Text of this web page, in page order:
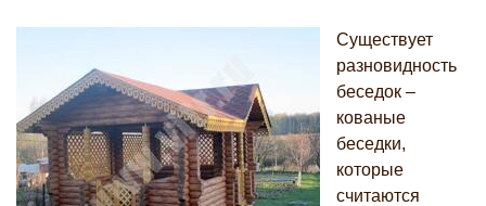
Существует
разновидность
беседок –
кованые
беседки,
которые
считаются